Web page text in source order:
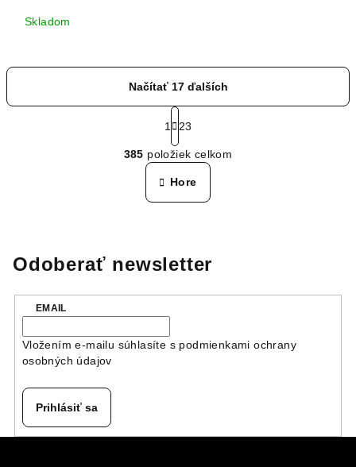
Skladom
O
v
l
á
i
v
p
Načítať 17 ďalších
S
t
r
á
n
k
o
i
1 23
385 položiek celkom
Hore
Odoberať newsletter
EMAIL
Vložením e-mailu súhlasíte s podmienkami ochrany
osobných údajov
Prihlásiť sa